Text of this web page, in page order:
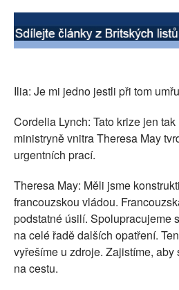
Ilia: Je mi jedno jestli při tom
Cordelia Lynch: Tato krize jen
ministryně vnitra Theresa May
urgentních prací.
Theresa May: Měli jsme
francouzskou vládou.
podstatné úsilí. Spolupracujeme
na celé řadě dalších opatření.
vyřešíme u zdroje. Zajistíme,
na cestu.